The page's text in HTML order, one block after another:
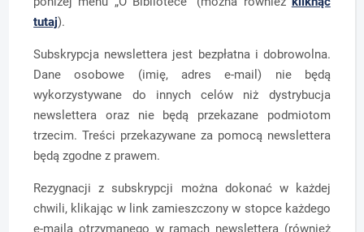
tutaj).
Subskrypcja newslettera jest bezpłatna i dobrowolna.
Dane osobowe (imię, adres e-mail) nie będą
wykorzystywane do innych celów niż dystrybucja
newslettera oraz nie będą przekazane podmiotom
trzecim. Treści przekazywane za pomocą newslettera
będą zgodne z prawem.
Rezygnacji z subskrypcji można dokonać w każdej
chwili, klikając w link zamieszczony w stopce każdego
e-maila otrzymanego w ramach newslettera (również